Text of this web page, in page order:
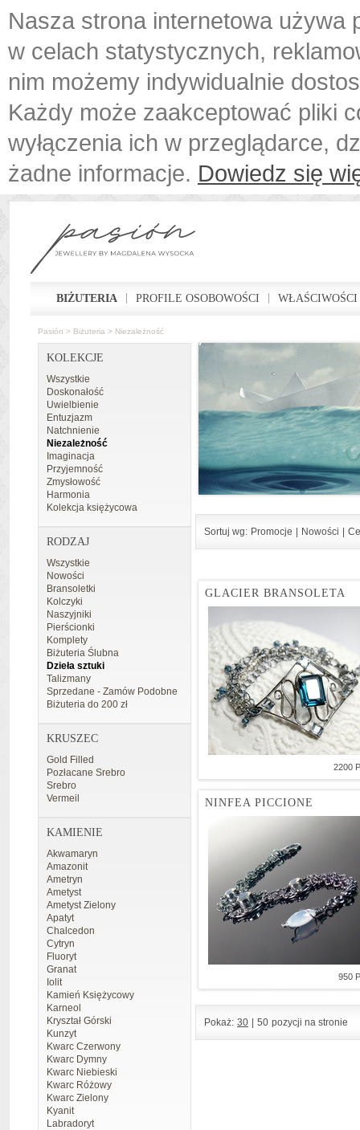
Nasza strona internetowa używa
w celach statystycznych,
nim możemy indywidualnie
Każdy może zaakceptować pliki
wyłączenia ich w przeglądarce,
żadne informacje. Dowiedz się
BIŻUTERIA PROFILE OSOBOWOŚCI
Pasión > Biżuteria > Niezależność
KOLEKCJE
Wszystkie
Doskonałość
Uwielbienie
Entuzjazm
Natchnienie
Niezależność
Imaginacja
Przyjemność
Zmysłowość
Harmonia
Kolekcja księżycowa
RODZAJ
Wszystkie
Nowości
Bransoletki
Kolczyki
Naszyjniki
Pierścionki
Komplety
Biżuteria Ślubna
Dzieła sztuki
Talizmany
Sprzedane - Zamów Podobne
Biżuteria do 200 zł
KRUSZEC
Gold Filled
Pozłacane Srebro
Srebro
Vermeil
KAMIENIE
Akwamaryn
Amazonit
Ametryn
Ametyst
Ametyst Zielony
Apatyt
Chalcedon
Cytryn
Fluoryt
Granat
Iolit
Kamień Księżycowy
Karneol
Kryształ Górski
Kunzyt
Kwarc Czerwony
Kwarc Dymny
Kwarc Niebieski
Kwarc Różowy
Kwarc Zielony
Kyanit
Labradoryt
Sortuj wg: Promocje Nowości
GLACIER BRANSOLETA
2200
NINFEA PICCIONE
950
Pokaż: 30 50 pozycji na stronie